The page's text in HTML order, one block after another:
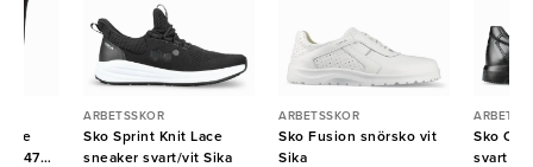
47
ARBETSSKOR
Sko Sprint Knit Lace
sneaker svart/vit Sika
ARBETSSKOR
Sko Fusion snörsko vit
Sika
Sko
svart